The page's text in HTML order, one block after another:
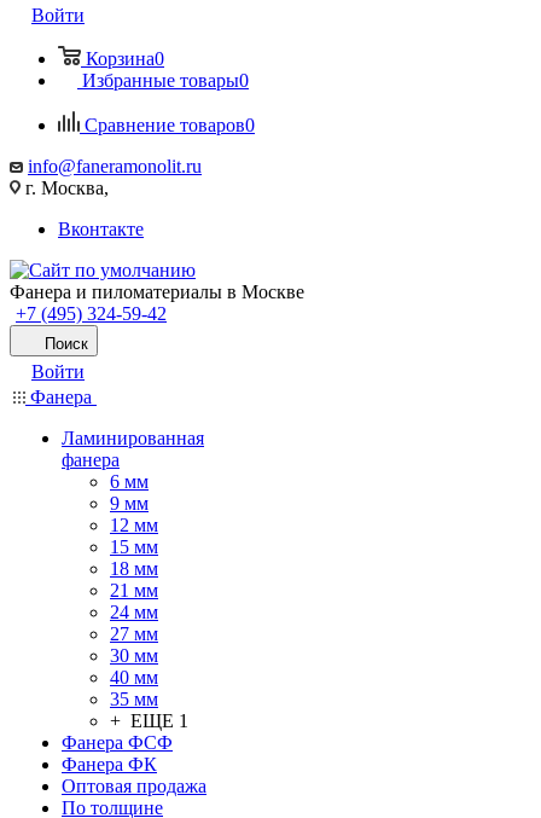
Войти
Корзина0
Избранные товары0
Сравнение товаров0
info@faneramonolit.ru
г. Москва,
Вконтакте
Фанера и пиломатериалы в Москве
+7 (495) 324-59-42
Поиск
Войти
Фанера
Ламинированная
фанера
6 мм
9 мм
12 мм
15 мм
18 мм
21 мм
24 мм
27 мм
30 мм
40 мм
35 мм
+ ЕЩЕ 1
Фанера ФСФ
Фанера ФК
Оптовая продажа
По толщине